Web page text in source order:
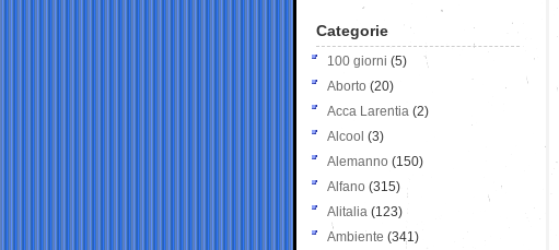
Categorie
100 giorni (5)
Aborto (20)
Acca Larentia (2)
Alcool (3)
Alemanno (150)
Alfano (315)
Alitalia (123)
Ambiente (341)